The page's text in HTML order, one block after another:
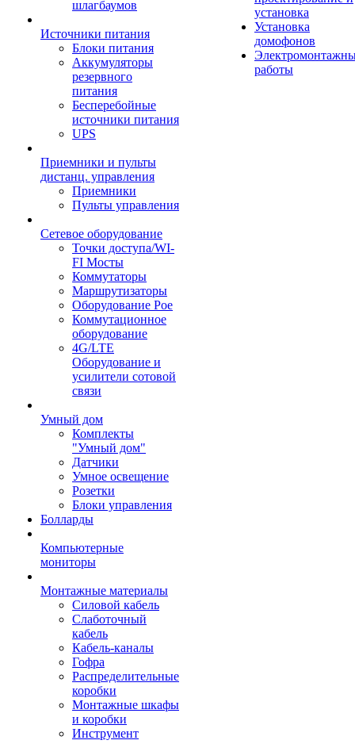
шлагбаумов
Источники питания
Блоки питания
Аккумуляторы
резервного
питания
Бесперебойные
источники питания
UPS
Приемники и пульты
дистанц. управления
Приемники
Пульты управления
Сетевое оборудование
Точки доступа/WI-
FI Мосты
Коммутаторы
Маршрутизаторы
Оборудование Poe
Коммутационное
оборудование
4G/LTE
Оборудование и
усилители сотовой
связи
Умный дом
Комплекты
"Умный дом"
Датчики
Умное освещение
Розетки
Блоки управления
Болларды
Компьютерные
мониторы
Монтажные материалы
Силовой кабель
Слаботочный
кабель
Кабель-каналы
Гофра
Распределительные
коробки
Монтажные шкафы
и коробки
Инструмент
установка
Установка
домофонов
работы